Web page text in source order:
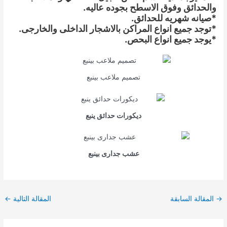
والحدائق وفوق الاسطح بجوده عاليه.
*صيانه شهريه للحدائق.
*توجد جميع انواع المراكن بالاشجار الداخلى والخارجى.
*يوجد جميع انواع البحص.
تصميم ملاعب بينبع
ديكورات حدائق ينبع
عشب جدارى بينبع
Post
→ المقالة السابقة المقالة التالية ←